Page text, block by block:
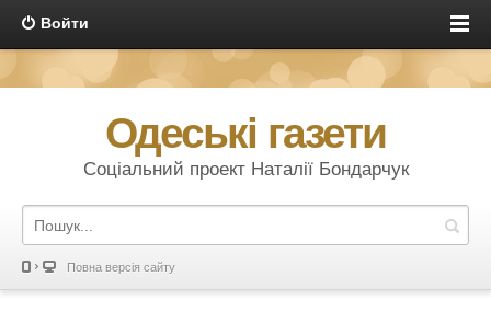
Войти
Одеські газети
Соціальний проект Наталії Бондарчук
Повна версія сайту